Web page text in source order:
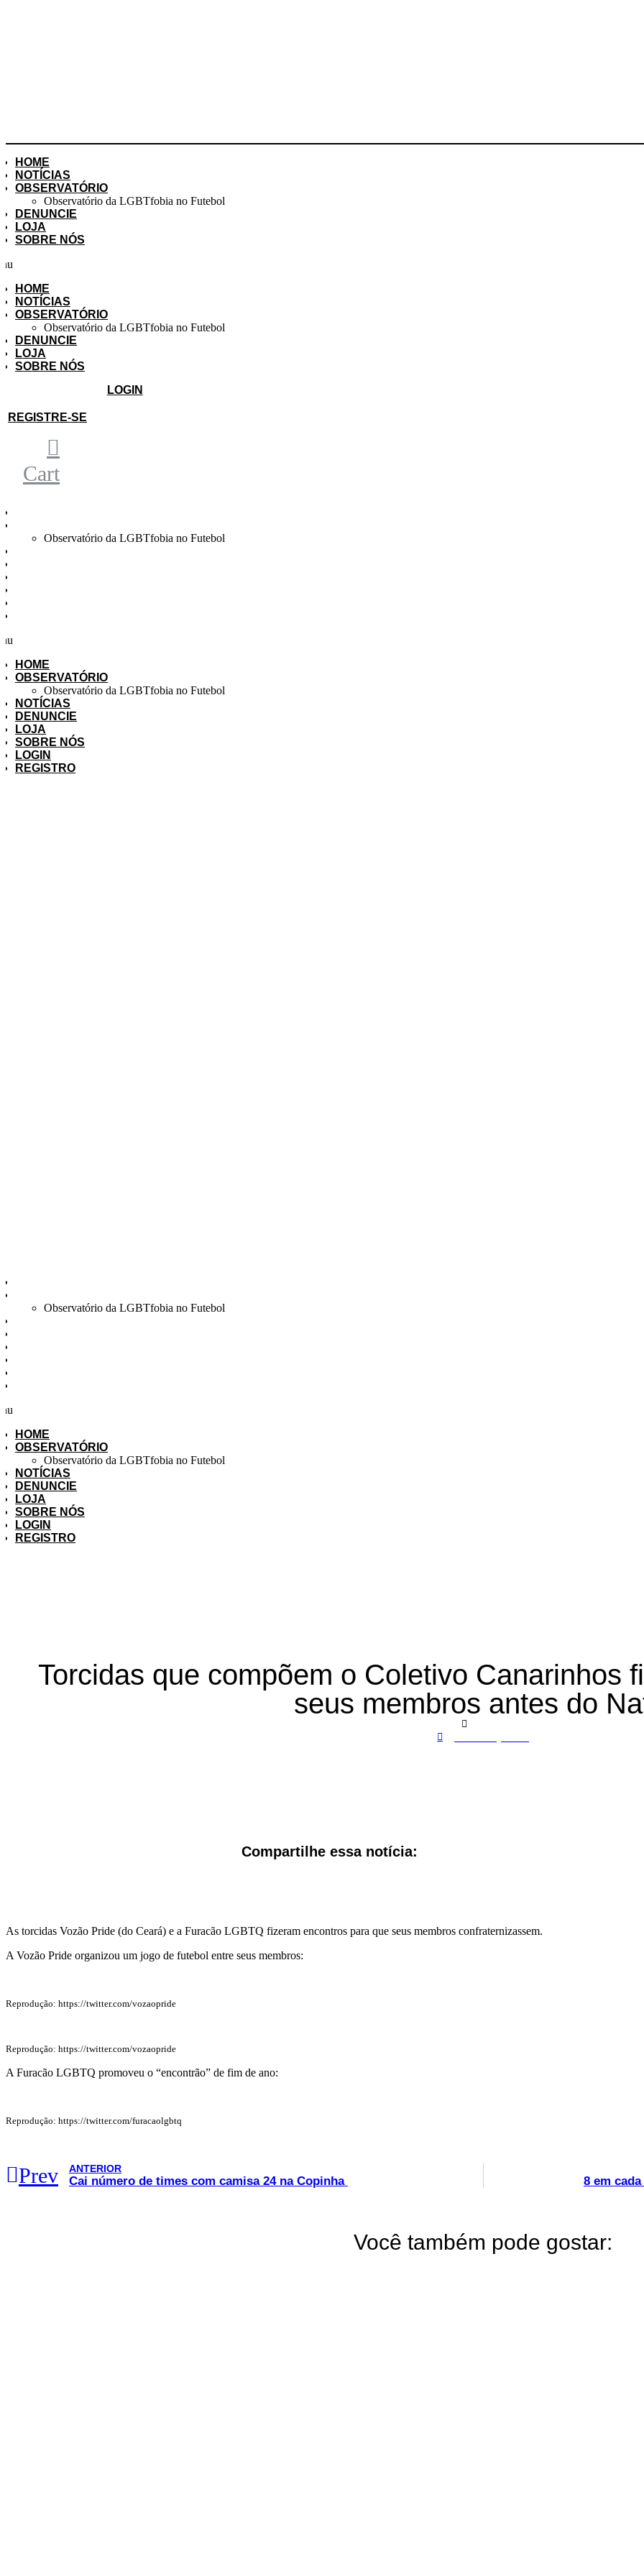
HOME
NOTÍCIAS
OBSERVATÓRIO
Observatório da LGBTfobia no Futebol
DENUNCIE
LOJA
SOBRE NÓS
HOME
NOTÍCIAS
OBSERVATÓRIO
Observatório da LGBTfobia no Futebol
DENUNCIE
LOJA
SOBRE NÓS
LOGIN
REGISTRE-SE
Cart
Observatório da LGBTfobia no Futebol
HOME
OBSERVATÓRIO
Observatório da LGBTfobia no Futebol
NOTÍCIAS
DENUNCIE
LOJA
SOBRE NÓS
LOGIN
REGISTRO
Observatório da LGBTfobia no Futebol
HOME
OBSERVATÓRIO
Observatório da LGBTfobia no Futebol
NOTÍCIAS
DENUNCIE
LOJA
SOBRE NÓS
LOGIN
REGISTRO
Torcidas que compõem o Coletivo Canarinhos
seus membros antes do
Compartilhe essa notícia:
As torcidas Vozão Pride (do Ceará) e a Furacão LGBTQ fizeram encontros para que seus membros confraternizassem.
A Vozão Pride organizou um jogo de futebol entre seus membros:
Reprodução: https://twitter.com/vozaopride
Reprodução: https://twitter.com/vozaopride
A Furacão LGBTQ promoveu o “encontrão” de fim de ano:
Reprodução: https://twitter.com/furacaolgbtq
Prev ANTERIOR
Cai número de times com camisa 24 na Copinha 8 em
Você também pode gostar: